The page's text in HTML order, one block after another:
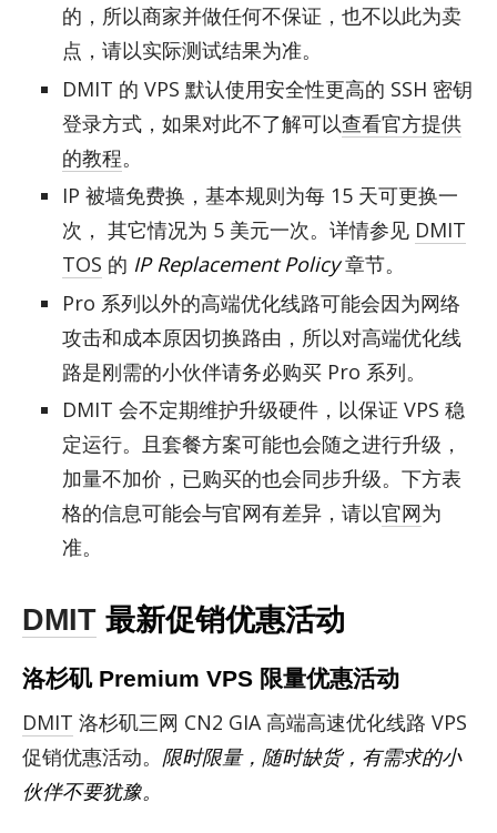
的，所以商家并做任何不保证，也不以此为卖
点，请以实际测试结果为准。
DMIT 的 VPS 默认使用安全性更高的 SSH 密钥
登录方式，如果对此不了解可以查看官方提供
的教程。
IP 被墙免费换，基本规则为每 15 天可更换一
次， 其它情况为 5 美元一次。详情参见 DMIT
TOS 的 IP Replacement Policy章节。
Pro 系列以外的高端优化线路可能会因为网络
攻击和成本原因切换路由，所以对高端优化线
路是刚需的小伙伴请务必购买 Pro 系列。
DMIT 会不定期维护升级硬件，以保证 VPS 稳
定运行。且套餐方案可能也会随之进行升级，
加量不加价，已购买的也会同步升级。下方表
格的信息可能会与官网有差异，请以官网为
准。
DMIT 最新促销优惠活动
洛杉矶 Premium VPS 限量优惠活动
DMIT 洛杉矶三网 CN2 GIA 高端高速优化线路 VPS
促销优惠活动。 限时限量，随时缺货，有需求的小
伙伴不要犹豫。